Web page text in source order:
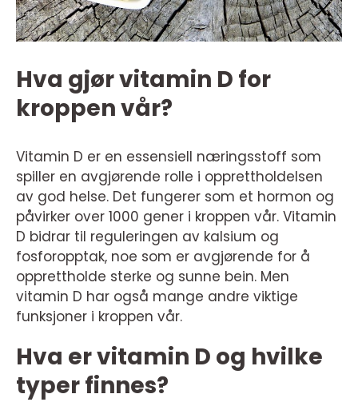
Hva gjør vitamin D for
kroppen vår?
Vitamin D er en essensiell næringsstoff som
spiller en avgjørende rolle i opprettholdelsen
av god helse. Det fungerer som et hormon og
påvirker over 1000 gener i kroppen vår. Vitamin
D bidrar til reguleringen av kalsium og
fosforopptak, noe som er avgjørende for å
opprettholde sterke og sunne bein. Men
vitamin D har også mange andre viktige
funksjoner i kroppen vår.
Hva er vitamin D og hvilke
typer finnes?